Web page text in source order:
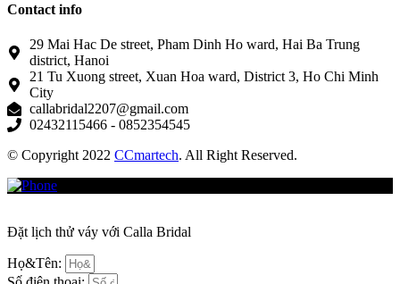
Contact info
29 Mai Hac De street, Pham Dinh Ho ward, Hai Ba Trung
district, Hanoi
21 Tu Xuong street, Xuan Hoa ward, District 3, Ho Chi Minh
City
callabridal2207@gmail.com
02432115466 - 0852354545
© Copyright 2022 CCmartech. All Right Reserved.
Đặt lịch thử váy với Calla Bridal
Họ&Tên: